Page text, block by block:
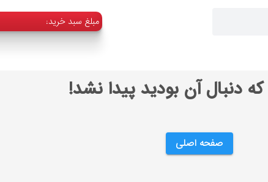
:مبلغ سبد خرید
دنبال آن بودید پیدا نشد!
صفحه اصلی